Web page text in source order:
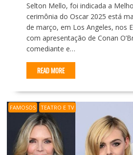
Selton Mello, foi indicada a
cerimônia do Oscar 2025 está
de março, em Los Angeles, nos
com apresentação de Conan
comediante e…
READ MORE
FAMOSOS TEATRO E TV